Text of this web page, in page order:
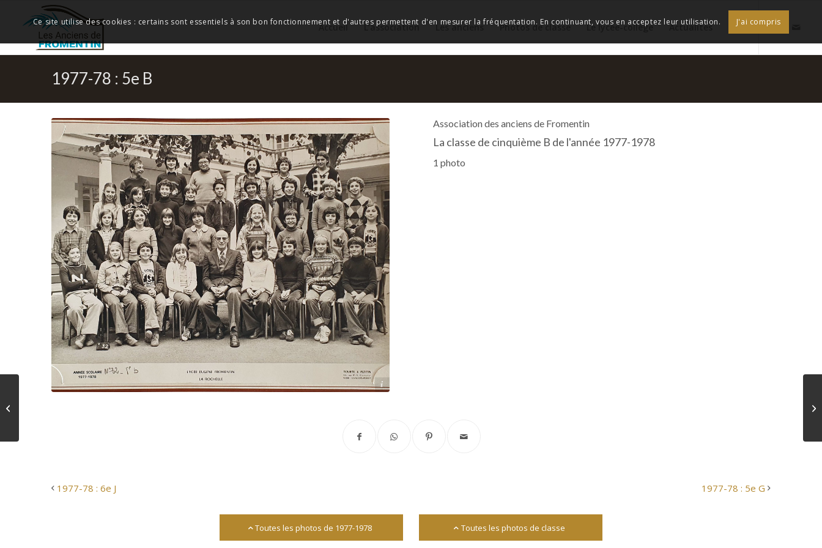
Accueil L’association Les anciens Photos de classe Le lycée-collège Actualités
1977-78 : 5e B
Archives départementales 17
Association des anciens de Fromentin
La classe de cinquième B de l'année 1977-1978
1 photo
1977-78 : 6e J 1977-78 : 5e G
Toutes les photos de 1977-1978 Toutes les photos de classe
Ce site utilise des cookies : certains sont essentiels à son bon fonctionnement et d'autres permettent d'en mesurer la fréquentation. En continuant, vous en acceptez leur utilisation. J'ai compris